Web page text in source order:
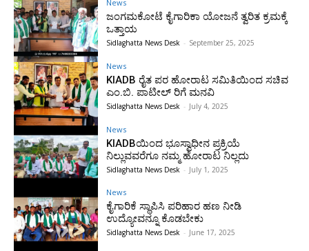
News
ಜಂಗಮಕೋಟೆ ಕೈಗಾರಿಕಾ ಯೋಜನೆ ತ್ವರಿತ ಕ್ರಮಕ್ಕೆ
ಒತ್ತಾಯ
Sidlaghatta News Desk - September 25, 2025
News
KIADB ರೈತ ಪರ ಹೋರಾಟ ಸಮಿತಿಯಿಂದ ಸಚಿವ
ಎಂ.ಬಿ. ಪಾಟೀಲ್ ರಿಗೆ ಮನವಿ
Sidlaghatta News Desk - July 4, 2025
News
KIADBಯಿಂದ ಭೂಸ್ವಾಧೀನ ಪ್ರಕ್ರಿಯೆ
ನಿಲ್ಲುವವರೆಗೂ ನಮ್ಮ ಹೋರಾಟ ನಿಲ್ಲದು
Sidlaghatta News Desk - July 1, 2025
News
ಕೈಗಾರಿಕೆ ಸ್ಥಾಪಿಸಿ ಪರಿಹಾರ ಹಣ ನೀಡಿ
ಉದ್ಯೋವನ್ನೂ ಕೊಡಬೇಕು
Sidlaghatta News Desk - June 17, 2025